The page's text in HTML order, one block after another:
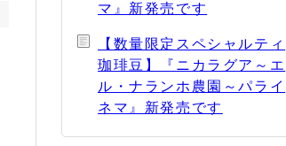
マ』新発売です
【数量限定スペシャルティ
珈琲豆】『ニカラグア～エ
ル・ナランホ農園～パライ
ネマ』新発売です